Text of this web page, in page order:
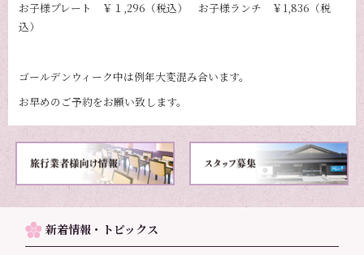
お子様プレート ￥１,296（税込） お子様ランチ ￥1,836（税
込）
ゴールデンウィーク中は例年大変混み合います。
お早めのご予約をお願い致します。
新着情報・トピックス